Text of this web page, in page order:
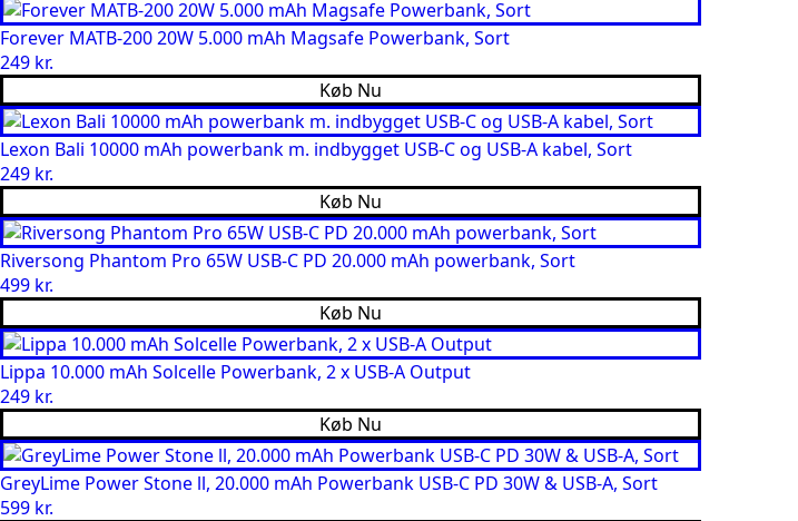
Forever MATB-200 20W 5.000 mAh Magsafe Powerbank, Sort
249 kr.
Køb Nu
Lexon Bali 10000 mAh powerbank m. indbygget USB-C og USB-A kabel, Sort
249 kr.
Køb Nu
Riversong Phantom Pro 65W USB-C PD 20.000 mAh powerbank, Sort
499 kr.
Køb Nu
Lippa 10.000 mAh Solcelle Powerbank, 2 x USB-A Output
249 kr.
Køb Nu
GreyLime Power Stone ll, 20.000 mAh Powerbank USB-C PD 30W & USB-A, Sort
599 kr.